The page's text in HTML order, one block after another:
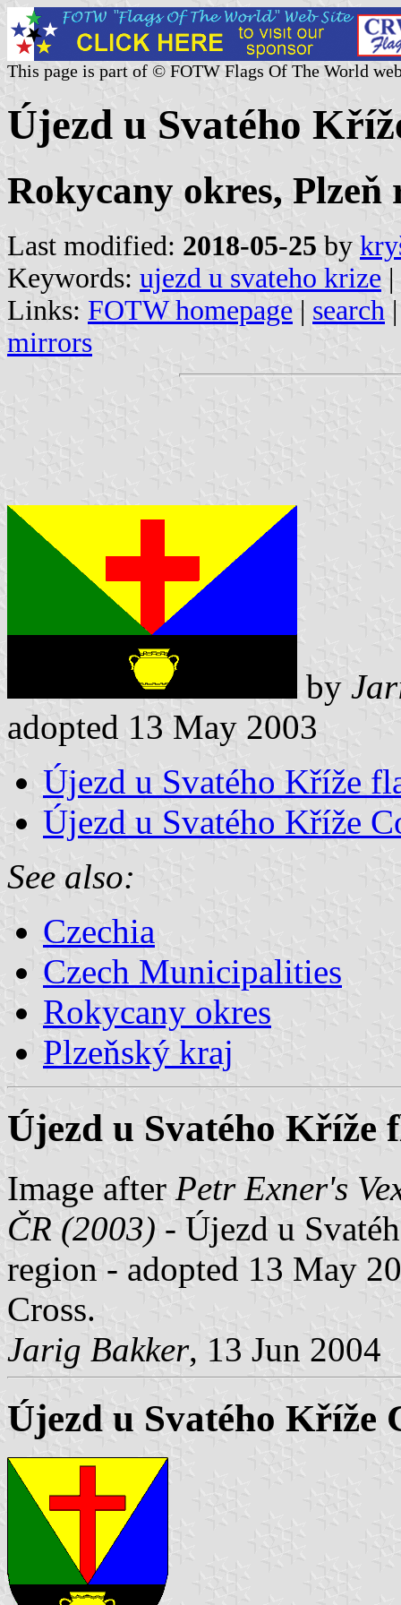
This page is part of © FOTW Flags Of The World
Újezd u Svatého
Rokycany okres, Plzeň
Last modified: 2018-05-25 by
Keywords: ujezd u svateho krize |
Links: FOTW homepage | search
mirrors
by
adopted 13 May 2003
Újezd u Svatého Kříže
Újezd u Svatého Kříže
See also:
Czechia
Czech Municipalities
Rokycany okres
Plzeňský kraj
Újezd u Svatého Kříže
Image after Petr Exner's
ČR (2003) - Újezd u
region - adopted 13 May
Cross.
Jarig Bakker, 13 Jun 2004
Újezd u Svatého Kříže